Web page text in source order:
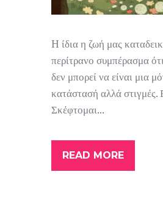
H ίδια η ζωή μας
περίτρανο συμπέρασμα
δεν μπορεί να είναι μια
κατάστασή αλλά στιγμές.
Σκέφτομαι...
READ MORE